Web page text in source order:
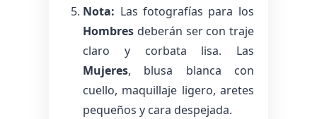
Nota: Las fotografías para los
Hombres deberán ser con traje
claro y corbata lisa. Las
Mujeres, blusa blanca con
cuello, maquillaje ligero, aretes
pequeños y cara despejada.